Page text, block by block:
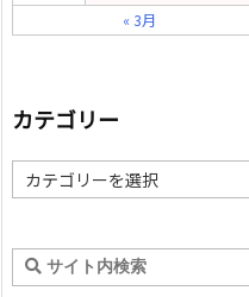
« 3月
カテゴリー
テ
ー